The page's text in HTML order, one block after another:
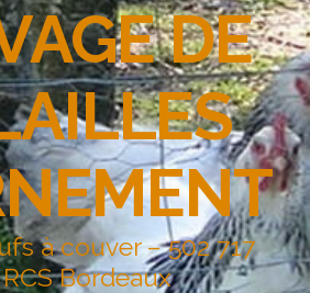
DE
à couver – 502 717
Bordeaux